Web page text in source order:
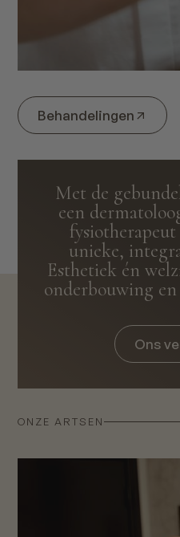
Behandelingen
Met de
een
unieke,
Esthetiek én
onderbouwing
Ons
ONZE ARTSEN